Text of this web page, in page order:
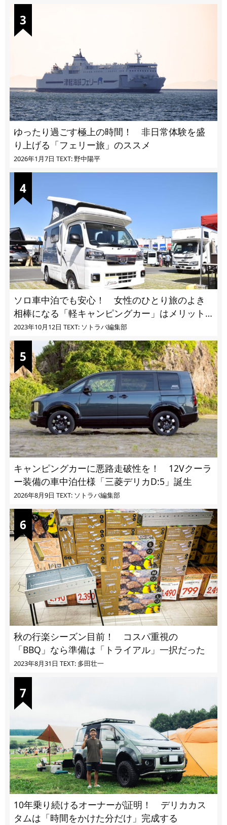
ゆったり過ごす極上の時間！ 非日常体験を盛
り上げる「フェリー旅」のススメ
2026年1月7日 TEXT: 野中陽平
ソロ車中泊でも安心！ 女性のひとり旅のよき
相棒になる「軽キャンピングカー」はメリット
ばかり
2023年10月12日 TEXT: ソトラバ編集部
キャンピングカーに悪路走破性を！ 12Vクーラ
ー装備の車中泊仕様「三菱デリカD:5」誕生
2026年8月9日 TEXT: ソトラバ編集部
秋の行楽シーズン目前！ コスパ重視の
「BBQ」なら準備は「トライアル」一択だった
2023年8月31日 TEXT: 多田壮一
10年乗り続けるオーナーが証明！ デリカカス
タムは「時間をかけた分だけ」完成する